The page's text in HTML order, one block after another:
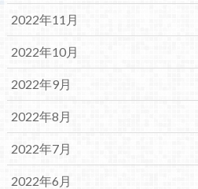
2022年11月
2022年10月
2022年9月
2022年8月
2022年7月
2022年6月